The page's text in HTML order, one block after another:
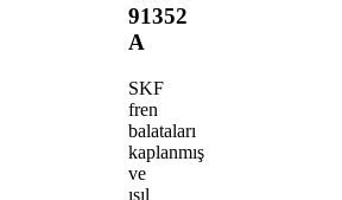
91352
A
SKF
fren
balataları
kaplanmış
ve
ısıl